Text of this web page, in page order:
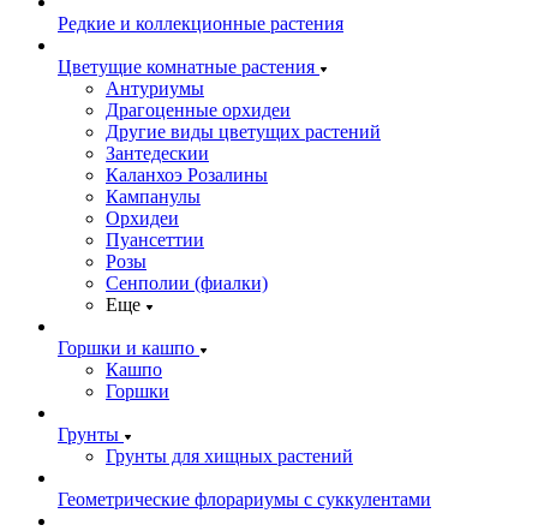
Редкие и коллекционные растения
Цветущие комнатные растения
Антуриумы
Драгоценные орхидеи
Другие виды цветущих растений
Зантедескии
Каланхоэ Розалины
Кампанулы
Орхидеи
Пуансеттии
Розы
Сенполии (фиалки)
Еще
Горшки и кашпо
Кашпо
Горшки
Грунты
Грунты для хищных растений
Геометрические флорариумы с суккулентами